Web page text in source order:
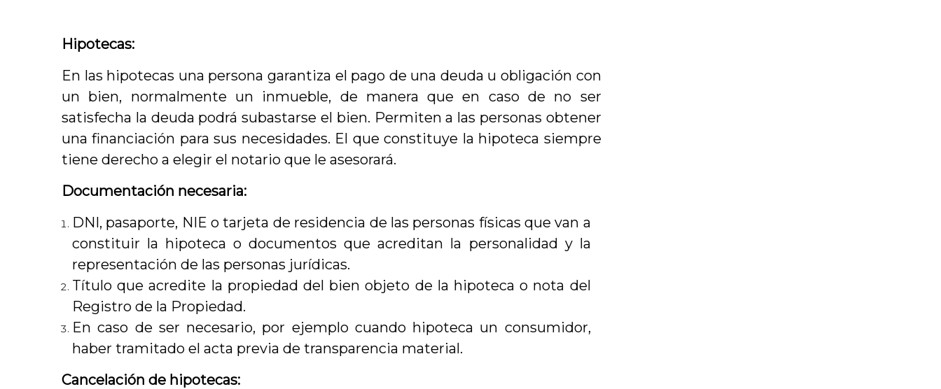
Hipotecas:
En las hipotecas una persona garantiza el pago de una deuda u obligación con
un bien, normalmente un inmueble, de manera que en caso de no ser
satisfecha la deuda podrá subastarse el bien. Permiten a las personas obtener
una financiación para sus necesidades. El que constituye la hipoteca siempre
tiene derecho a elegir el notario que le asesorará.
Documentación necesaria:
DNI, pasaporte, NIE o tarjeta de residencia de las personas físicas que van a
constituir la hipoteca o documentos que acreditan la personalidad y la
representación de las personas jurídicas.
Título que acredite la propiedad del bien objeto de la hipoteca o nota del
Registro de la Propiedad.
En caso de ser necesario, por ejemplo cuando hipoteca un consumidor,
haber tramitado el acta previa de transparencia material.
Cancelación de hipotecas: